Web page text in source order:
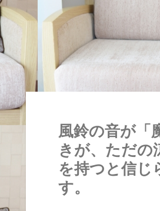
風鈴の音が
きが、ただの
を持つと信じ
す。